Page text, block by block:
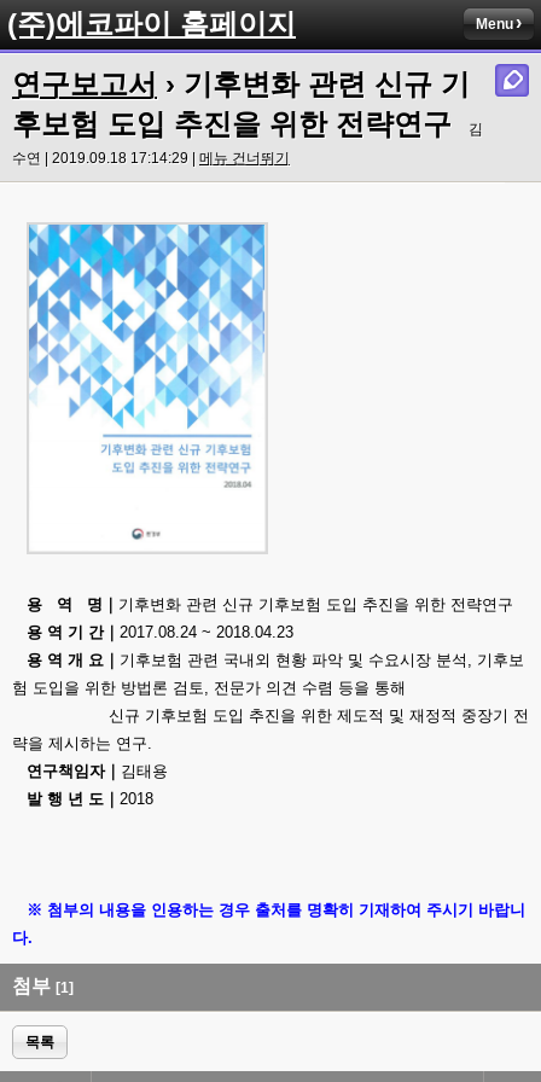
(주)에코파이 홈페이지 Menu
연구보고서 › 기후변화 관련 신규 기
후보험 도입 추진을 위한 전략연구
김
수연 | 2019.09.18 17:14:29 | 메뉴 건너뛰기
용 역 명｜ 기후변화 관련 신규 기후보험 도입 추진을 위한 전략연구
용 역 기 간｜ 2017.08.24 ~ 2018.04.23
용 역 개 요｜ 기후보험 관련 국내외 현황 파악 및 수요시장 분석, 기후보
험 도입을 위한 방법론 검토, 전문가 의견 수렴 등을 통해
신규 기후보험 도입 추진을 위한 제도적 및 재정적 중장기 전
략을 제시하는 연구.
연구책임자｜ 김태용
발 행 년 도
2018
※ 첨부의 내용을 인용하는 경우 출처를 명확히 기재하여 주시기 바랍니
다.
첨부 [1]
목록